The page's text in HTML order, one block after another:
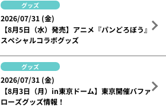
グッズ
2026/07/31 (金)
【8月5日（水）発売】アニメ『パンどろぼう』
スペシャルコラボグッズ
グッズ
2026/07/31 (金)
【8月3日（月）in東京ドーム】東京開催バファ
ローズグッズ情報！